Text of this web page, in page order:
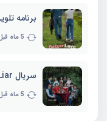
5 ماه قبل
سریال A Graceful Liar
5 ماه قبل